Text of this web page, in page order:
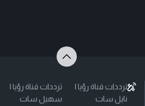
ترددات قناة رؤيا |
نايل سات
ترددات قناة رؤيا |
سهيل سات